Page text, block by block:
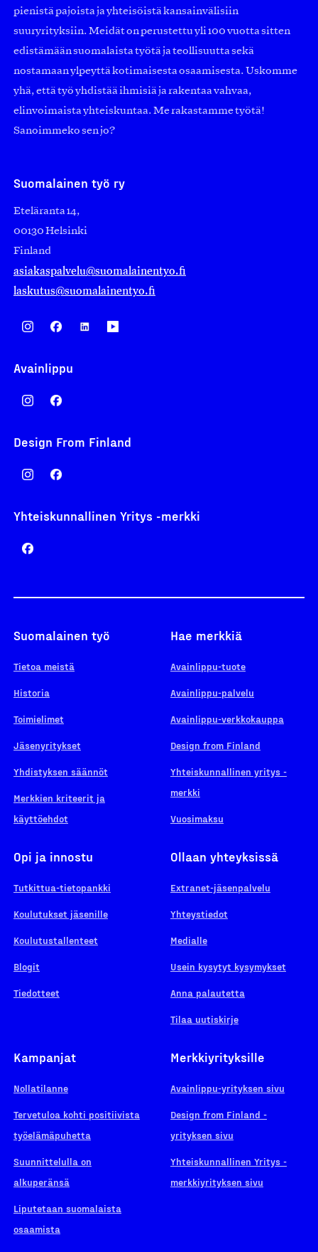
pienistä pajoista ja yhteisöistä kansainvälisiin
suuryrityksiin. Meidät on perustettu yli 100 vuotta sitten
edistämään suomalaista työtä ja teollisuutta sekä
nostamaan ylpeyttä kotimaisesta osaamisesta. Uskomme
yhä, että työ yhdistää ihmisiä ja rakentaa vahvaa,
elinvoimaista yhteiskuntaa. Me rakastamme työtä!
Sanoimmeko sen jo?
Suomalainen työ ry
Eteläranta 14,
00130 Helsinki
Finland
asiakaspalvelu@suomalainentyo.fi
laskutus@suomalainentyo.fi
Avainlippu
Design From Finland
Yhteiskunnallinen Yritys -merkki
Suomalainen työ
Tietoa meistä
Historia
Toimielimet
Jäsenyritykset
Yhdistyksen säännöt
Merkkien kriteerit ja
käyttöehdot
Hae merkkiä
Avainlippu-tuote
Avainlippu-palvelu
Avainlippu-verkkokauppa
Design from Finland
Yhteiskunnallinen yritys -
merkki
Vuosimaksu
Opi ja innostu
Tutkittua-tietopankki
Koulutukset jäsenille
Koulutustallenteet
Blogit
Tiedotteet
Ollaan yhteyksissä
Extranet-jäsenpalvelu
Yhteystiedot
Medialle
Usein kysytyt kysymykset
Anna palautetta
Tilaa uutiskirje
Kampanjat
Nollatilanne
Tervetuloa kohti positiivista
työelämäpuhetta
Suunnittelulla on
alkuperänsä
Liputetaan suomalaista
osaamista
Merkkiyrityksille
Avainlippu-yrityksen sivu
Design from Finland -
yrityksen sivu
Yhteiskunnallinen Yritys -
merkkiyrityksen sivu